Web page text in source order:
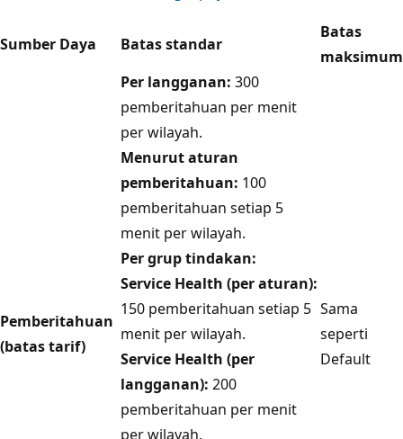
Sumber Daya Batas standar
Batas
maksimum
Pemberitahuan
(batas tarif)
Per langganan: 300
pemberitahuan per menit
per wilayah.
Menurut aturan
pemberitahuan: 100
pemberitahuan setiap 5
menit per wilayah.
Per grup tindakan:
Service Health (per aturan):
150 pemberitahuan setiap 5
menit per wilayah.
Service Health (per
langganan): 200
pemberitahuan per menit
per wilayah.
Sama
seperti
Default